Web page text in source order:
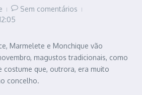
Sem comentários
Marmelete e Monchique vão
magustos tradicionais, como
costume que, outrora, era muito
concelho.